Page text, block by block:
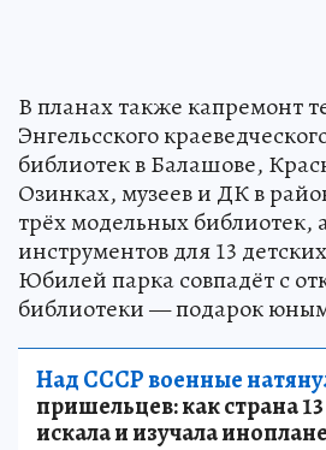
В планах также капремонт
Энгельсского
библиотек в Балашове,
Озинках, музеев и ДК в
трёх модельных библиотек,
инструментов для 13
Юбилей парка совпадёт с
библиотеки — подарок
Над СССР военные
пришельцев: как страна
искала и изучала